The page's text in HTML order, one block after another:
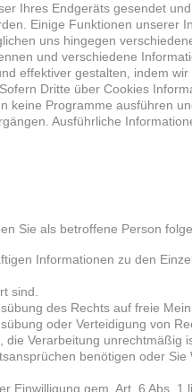
Ihres Endgeräts gesendet
Einige Funktionen unserer
uns hingegen
und verschiedene
effektiver gestalten, indem
Dritte über Cookies
keine Programme ausführen
Ausführliche
Sie als betroffene Person
Informationen zu den
sind.
des Rechts auf freie
oder Verteidigung von
Verarbeitung unrechtmäßig
benötigen oder
gem. Art. 6 Abs.